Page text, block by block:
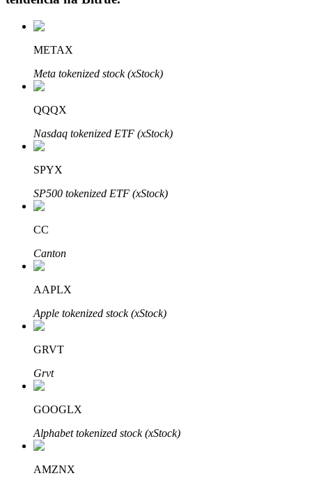
Obtenha lucro a longo prazo e interesses flexíveis
Aprenda a apostar
Aprenda como ganhar renda passiva
METAX
Meta tokenized stock (xStock)
QQQX
Nasdaq tokenized ETF (xStock)
SPYX
SP500 tokenized ETF (xStock)
CC
Canton
AAPLX
Apple tokenized stock (xStock)
GRVT
Grvt
GOOGLX
Alphabet tokenized stock (xStock)
AMZNX